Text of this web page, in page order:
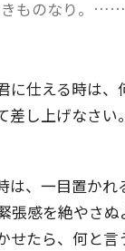
きものなり。……
に仕える時は
差し上げなさ
、一目置か
張感を絶やさ
せたら、何と